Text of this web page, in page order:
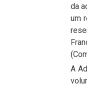
da
um
A